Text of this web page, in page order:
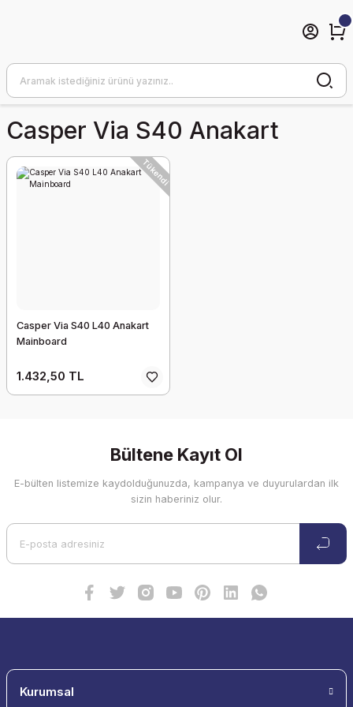
Casper Via S40 Anakart
Tükendi
Casper Via S40 L40 Anakart
Mainboard
1.432,50 TL
Bültene Kayıt Ol
E-bülten listemize kaydolduğunuzda, kampanya ve duyurulardan ilk
sizin haberiniz olur.
Kurumsal